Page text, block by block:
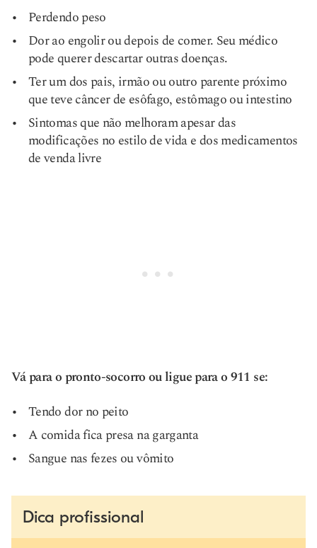
Perdendo peso
Dor ao engolir ou depois de comer. Seu médico
pode querer descartar outras doenças.
Ter um dos pais, irmão ou outro parente próximo
que teve câncer de esôfago, estômago ou intestino
Sintomas que não melhoram apesar das
modificações no estilo de vida e dos medicamentos
de venda livre
Vá para o pronto-socorro ou ligue para o 911 se:
Tendo dor no peito
A comida fica presa na garganta
Sangue nas fezes ou vômito
Dica profissional